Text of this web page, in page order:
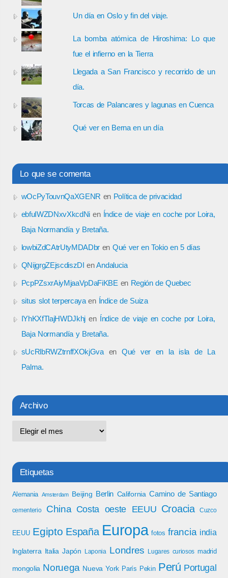
Un día en Oslo y fin del viaje.
La bomba atómica de Hiroshima: Lo que
fue el infierno en la Tierra
Llegada a San Francisco y recorrido de un
día.
Torcas de Palancares y lagunas en Cuenca
Qué ver en Berna en un día
Lo que se comenta
wOcPyTouvnQaXGENR en Política de privacidad
ebfuIWZDNxvXkcdNi en Índice de viaje en coche por Loira,
Baja Normandía y Bretaña.
lowbiZdCAtrUtyMDADbr en Qué ver en Tokio en 5 días
QNijgrgZEjscdiszDI enAndalucia
PcpPZsxrAiyMjaaVpDaFiKBE en Región de Quebec
situs slot terpercayaen Índice de Suiza
IYhKXfTlajHWDJkhj en Índice de viaje en coche por Loira,
Baja Normandía y Bretaña.
sUcRlbRWZtrnffXOkjGvaen Qué ver en la isla de La
Palma.
Archivo
Etiquetas
Alemania Amsterdam Beijing Berlin California Camino de Santiago
cementerio China Costa oeste EEUU Croacia Cuzco
EEUU Egipto España Europa fotos francia india
Inglaterra Italia Japón Laponia Londres Lugares curiosos madrid
mongolia Noruega Nueva York París Pekin Perú Portugal